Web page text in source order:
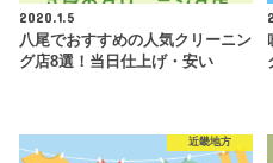
2020.1.5
八尾でおすすめの人気クリーニン
グ店8選！当日仕上げ・安い
近畿地方